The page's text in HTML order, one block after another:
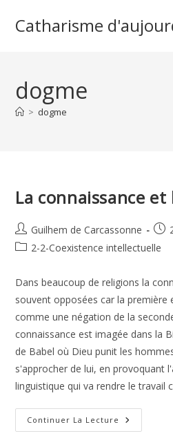
Catharisme
dogme
> dogme
La connaissance et
Auteur/autrice
de
Guilhem de Carcassonne
Post2-2-Coexistence intellectuelle
Dans beaucoup de religions la
souvent opposées car la première
comme une négation de la
connaissance est imagée dans la
de Babel où Dieu punit les
s'approcher de lui, en provoquant
linguistique qui va rendre le travail
Continuer La Lecture La